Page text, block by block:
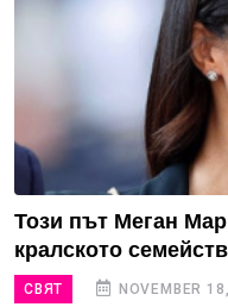
Този път Меган
кралското
СВЯТ NOVEMBER